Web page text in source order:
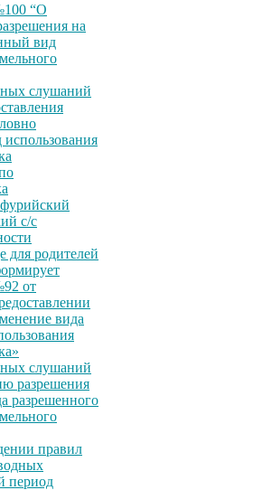
“О
на
вид
слушаний
с/с
для родителей
от
вида
слушаний
разрешения
разрешенного
правил
период